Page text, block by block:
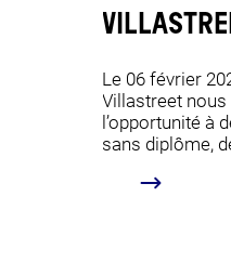
Le 06 février
Villastreet
l’opportunité à
sans diplôme,